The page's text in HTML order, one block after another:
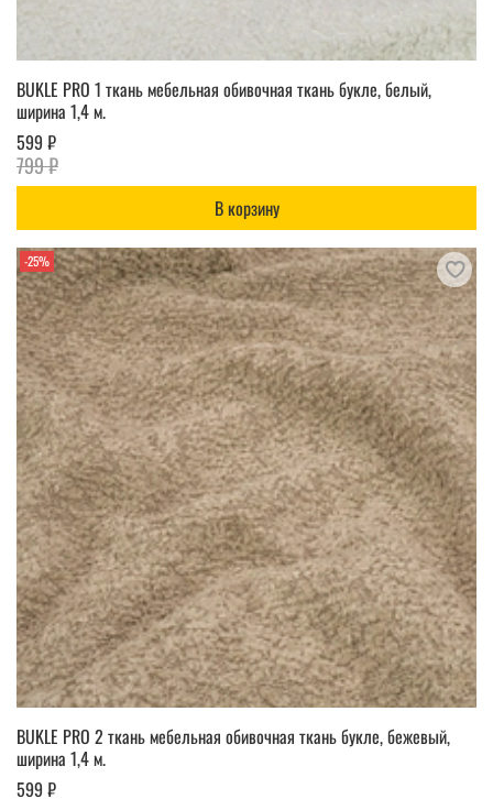
BUKLE PRO 1 ткань мебельная обивочная ткань букле, белый,
ширина 1,4 м.
599 ₽
799 ₽
В корзину
-25%
BUKLE PRO 2 ткань мебельная обивочная ткань букле, бежевый,
ширина 1,4 м.
599 ₽